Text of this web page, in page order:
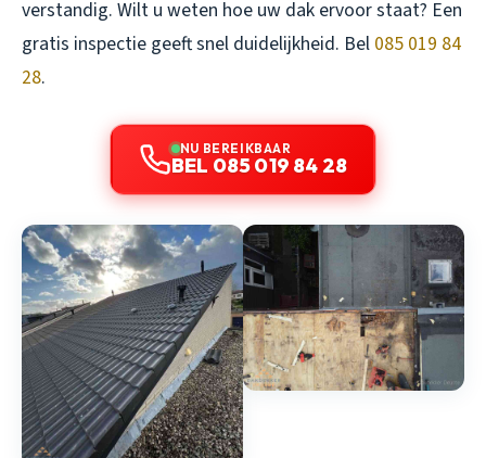
verstandig. Wilt u weten hoe uw dak ervoor staat? Een
gratis inspectie geeft snel duidelijkheid. Bel 085 019 84
28.
NU BEREIKBAAR
BEL 085 019 84 28